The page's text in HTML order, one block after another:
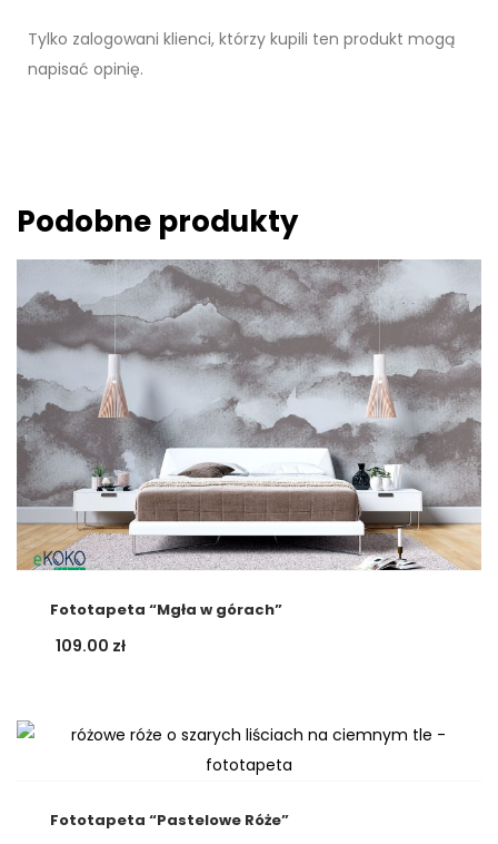
Tylko zalogowani klienci, którzy kupili ten produkt mogą
napisać opinię.
Podobne produkty
Fototapeta “Mgła w górach”
109.00 zł
Fototapeta “Pastelowe Róże”